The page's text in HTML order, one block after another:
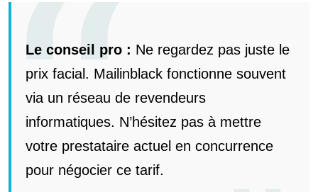
Le conseil pro : Ne regardez pas juste le
prix facial. Mailinblack fonctionne souvent
via un réseau de revendeurs
informatiques. N’hésitez pas à mettre
votre prestataire actuel en concurrence
pour négocier ce tarif.